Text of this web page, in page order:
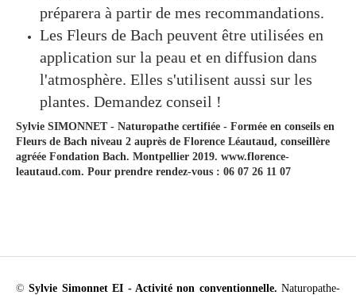
préparera à partir de mes recommandations.
Les Fleurs de Bach peuvent être utilisées en
application sur la peau et en diffusion dans
l'atmosphère. Elles s'utilisent aussi sur les
plantes. Demandez conseil !
Sylvie SIMONNET - Naturopathe certifiée - Formée en conseils en
Fleurs de Bach niveau 2 auprès de Florence Léautaud, conseillère
agréée Fondation Bach. Montpellier 2019. www.florence-
leautaud.com. Pour prendre rendez-vous : 06 07 26 11 07
©Sylvie Simonnet EI - Activité non conventionnelle. Naturopathe-